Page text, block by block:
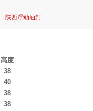
陕西浮动油封
高度
38
40
38
38